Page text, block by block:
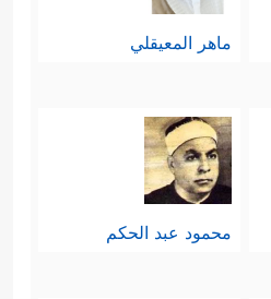
ماهر المعيقلي
محمود عبد الحكم